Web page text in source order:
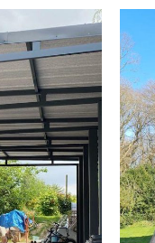
plate à